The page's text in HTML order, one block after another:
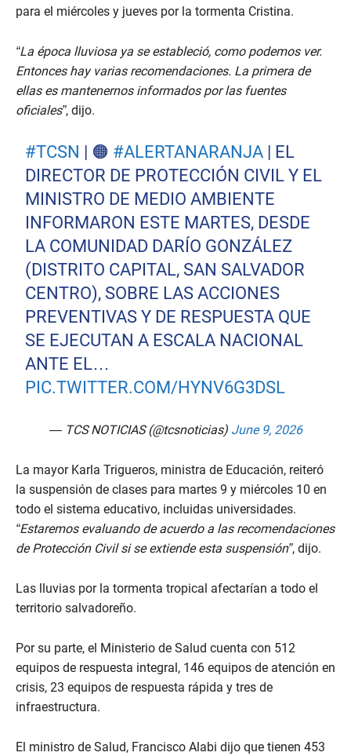
para el miércoles y jueves por la tormenta Cristina.
“La época lluviosa ya se estableció, como podemos ver.
Entonces hay varias recomendaciones. La primera de
ellas es mantenernos informados por las fuentes
oficiales”, dijo.
#TCSN | 🟠 #ALERTANARANJA | EL
DIRECTOR DE PROTECCIÓN CIVIL Y EL
MINISTRO DE MEDIO AMBIENTE
INFORMARON ESTE MARTES, DESDE
LA COMUNIDAD DARÍO GONZÁLEZ
(DISTRITO CAPITAL, SAN SALVADOR
CENTRO), SOBRE LAS ACCIONES
PREVENTIVAS Y DE RESPUESTA QUE
SE EJECUTAN A ESCALA NACIONAL
ANTE EL…
PIC.TWITTER.COM/HYNV6G3DSL
— TCS NOTICIAS (@tcsnoticias) June 9, 2026
La mayor Karla Trigueros, ministra de Educación, reiteró
la suspensión de clases para martes 9 y miércoles 10 en
todo el sistema educativo, incluidas universidades.
“Estaremos evaluando de acuerdo a las recomendaciones
de Protección Civil si se extiende esta suspensión”, dijo.
Las lluvias por la tormenta tropical afectarían a todo el
territorio salvadoreño.
Por su parte, el Ministerio de Salud cuenta con 512
equipos de respuesta integral, 146 equipos de atención en
crisis, 23 equipos de respuesta rápida y tres de
infraestructura.
El ministro de Salud, Francisco Alabi dijo que tienen 453